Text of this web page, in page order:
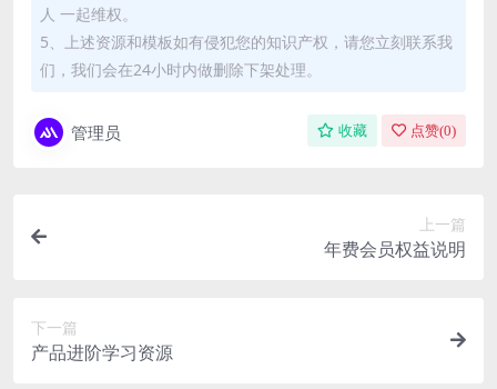
人 一起维权。
5、上述资源和模板如有侵犯您的知识产权，请您立刻联系我
们，我们会在24小时内做删除下架处理。
管理员 收藏 点赞(0)
上一篇
年费会员权益说明
下一篇
产品进阶学习资源